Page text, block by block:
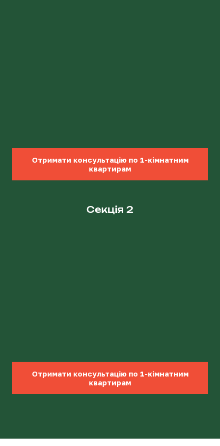
Отримати консультацію по 1-кімнатним
квартирам
Секція 2
Отримати консультацію по 1-кімнатним
квартирам